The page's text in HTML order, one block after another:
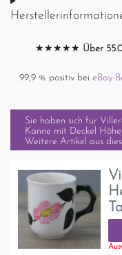
★★★★★ Über
99,9 % positiv bei eBay-
Sie haben sich für
Kanne mit Deckel Höhe
Weitere Artikel aus